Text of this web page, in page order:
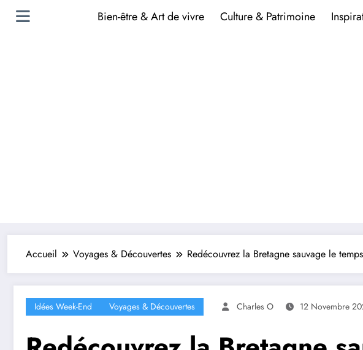
Bien-être & Art de vivre Culture & Patrimoine
Accueil Voyages & Découvertes Redécouvrez la Bretagne sauvage le
Idées Week-End Voyages & Découvertes Charles O 12 Novembre